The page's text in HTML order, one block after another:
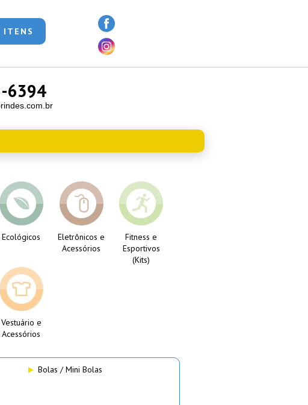
ITENS
6394
Ecológicos
Eletrônicos e
Acessórios
Fitness e
Esportivos
(Kits)
Vestuário e
Acessórios
Bolas / Mini Bolas